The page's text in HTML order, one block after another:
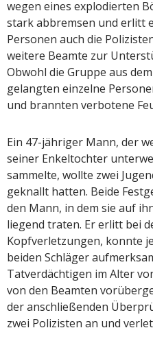
wegen eines explodierten
stark abbremsen und erlitt
Personen auch die
weitere Beamte zur
Obwohl die Gruppe aus
gelangten einzelne
und brannten verbotene
Ein 47-jähriger Mann, der
seiner Enkeltochter
sammelte, wollte zwei
geknallt hatten. Beide
den Mann, in dem sie auf
liegend traten. Er erlitt bei
Kopfverletzungen, konnte
beiden Schläger
Tatverdächtigen im Alter
von den Beamten
der anschließenden
zwei Polizisten an und